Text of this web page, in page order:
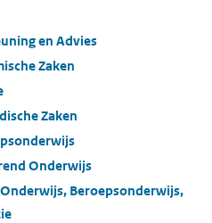
en Advies
Zaken
Zaken
Onderwijs
Beroepsonderwijs,